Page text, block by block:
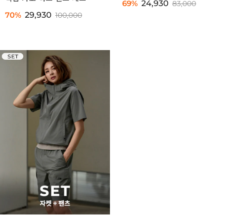
70% 29,930 100,000
69% 24,930 83,000